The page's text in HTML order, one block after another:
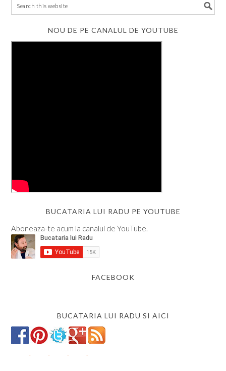
NOU DE PE CANALUL DE YOUTUBE
BUCATARIA LUI RADU PE YOUTUBE
Aboneaza-te acum la canalul de YouTube.
FACEBOOK
BUCATARIA LUI RADU SI AICI